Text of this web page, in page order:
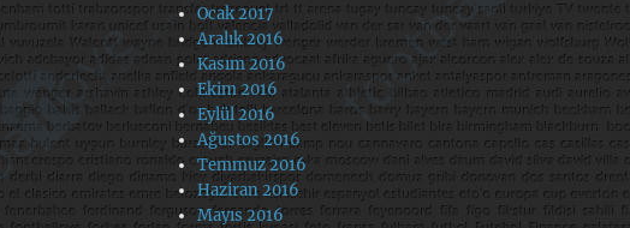
Ocak 2017
Aralık 2016
Kasım 2016
Ekim 2016
Eylül 2016
Ağustos 2016
Temmuz 2016
Haziran 2016
Mayıs 2016